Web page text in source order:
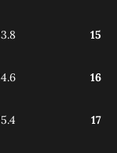
15
16
17